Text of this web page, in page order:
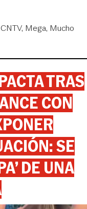
CNTV Mega Mucho
TRAS
CON
SE
DE UNA